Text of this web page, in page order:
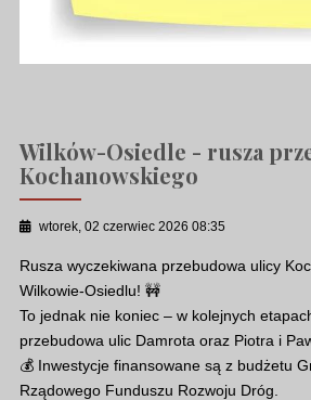
Wilków-Osiedle - rusza
Kochanowskiego
wtorek, 02 czerwiec 2026 08:35
Rusza wyczekiwana przebudowa ulicy
Wilkowie-Osiedlu! 🚧
To jednak nie koniec – w kolejnych
przebudowa ulic Damrota oraz Piotra i
💰 Inwestycje finansowane są z budżetu
Rządowego Funduszu Rozwoju Dróg.